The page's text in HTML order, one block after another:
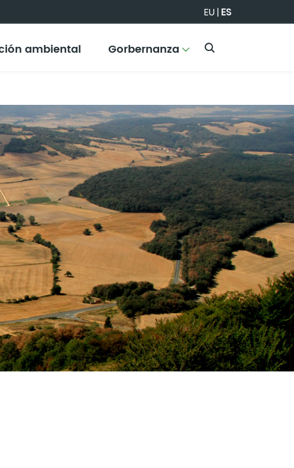
EU|ES
ambiental Gorbernanza